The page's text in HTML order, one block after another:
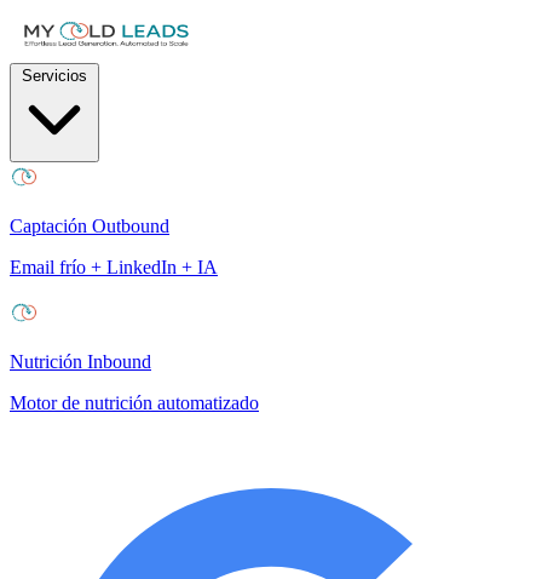
Captación Outbound
Email frío + LinkedIn + IA
Nutrición Inbound
Motor de nutrición automatizado